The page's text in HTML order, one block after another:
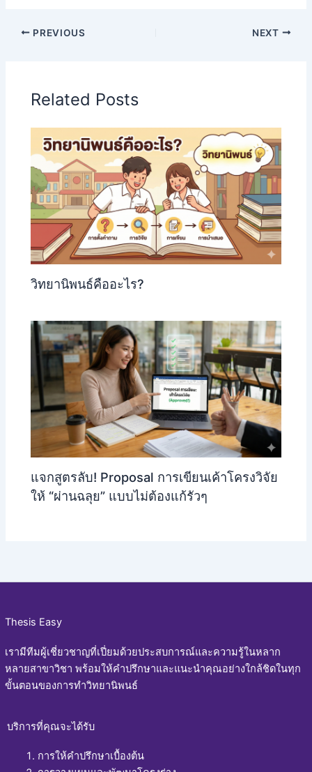
PREVIOUS NEXT
Related Posts
วิทยานิพนธ์คืออะไร?
แจกสูตรลับ! Proposal การเขียนเค้าโครงวิจัย
ให้ “ผ่านฉลุย” แบบไม่ต้องแก้รัวๆ
Thesis Easy
เรามีทีมผู้เชี่ยวชาญที่เปี่ยมด้วยประสบการณ์และความรู้ในหลาก
หลายสาขาวิชา พร้อมให้คำปรึกษาและแนะนำคุณอย่างใกล้ชิดในทุก
ขั้นตอนของการทำวิทยานิพนธ์
บริการที่คุณจะได้รับ
การให้คำปรึกษาเบื้องต้น